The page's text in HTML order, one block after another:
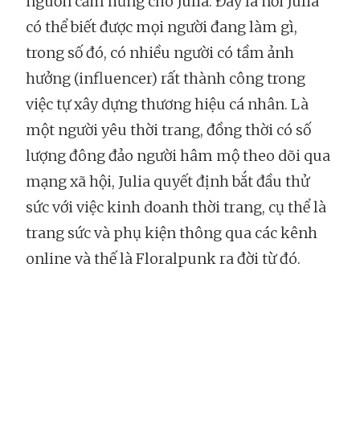
có thể biết được mọi người đang làm gì,
trong số đó, có nhiều người có tầm ảnh
hưởng (influencer) rất thành công trong
việc tự xây dựng thương hiệu cá nhân. Là
một người yêu thời trang, đồng thời có số
lượng đông đảo người hâm mộ theo dõi qua
mạng xã hội, Julia quyết định bắt đầu thử
sức với việc kinh doanh thời trang, cụ thể là
trang sức và phụ kiện thông qua các kênh
online và thế là Floralpunk ra đời từ đó.